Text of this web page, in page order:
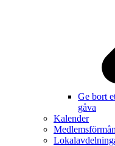
Ge bort
gåva
Kalender